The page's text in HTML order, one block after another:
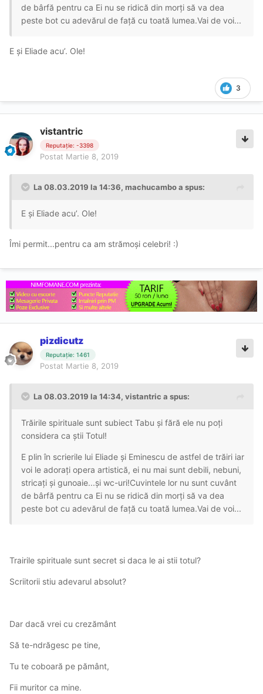
de bârfă pentru ca Ei nu se ridică din morți să va dea
peste bot cu adevărul de față cu toată lumea.Vai de voi...
E și Eliade acu’. Ole!
3
vistantric
Reputație: -3398
Postat Martie 8, 2019
La 08.03.2019 la 14:36, machucambo a spus:
E și Eliade acu’. Ole!
Îmi permit...pentru ca am strămoși celebri! :)
pizdicutz
Reputație: 1461
Postat Martie 8, 2019
La 08.03.2019 la 14:34, vistantric a spus:
Trăirile spirituale sunt subiect Tabu și fără ele nu poți
considera ca știi Totul!
E plin în scrierile lui Eliade și Eminescu de astfel de trăiri iar
voi le adorați opera artistică, ei nu mai sunt debili, nebuni,
stricați și gunoaie...și wc-uri!Cuvintele lor nu sunt cuvânt
de bârfă pentru ca Ei nu se ridică din morți să va dea
peste bot cu adevărul de față cu toată lumea.Vai de voi...
Trairile spirituale sunt secret si daca le ai stii totul?
Scriitorii stiu adevarul absolut?
Dar dacă vrei cu crezământ
Să te-ndrăgesc pe tine,
Tu te coboară pe pământ,
Fii muritor ca mine.